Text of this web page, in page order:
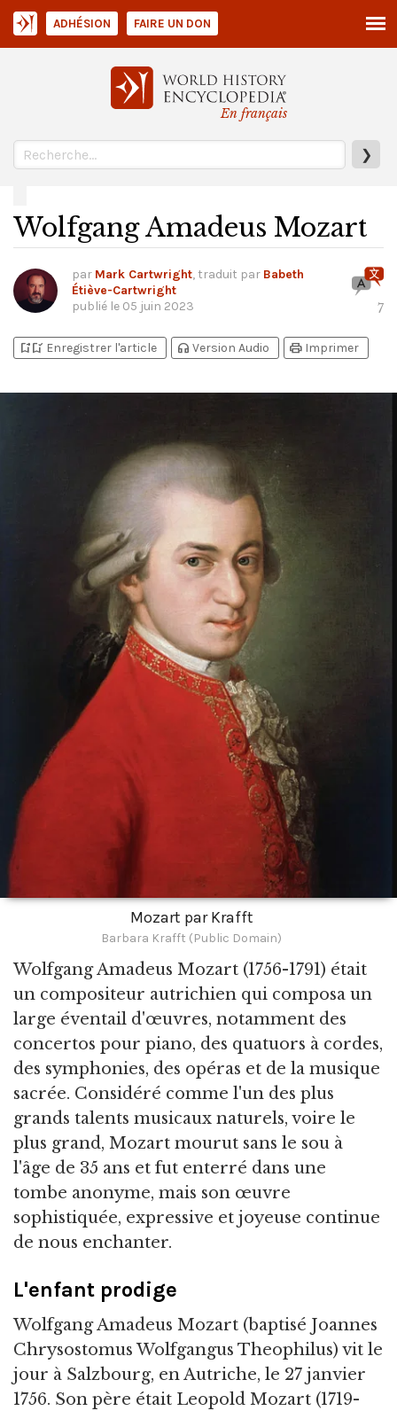
En français
❯
ADHÉSION FAIRE UN DON
Wolfgang Amadeus Mozart
par Mark Cartwright, traduit par Babeth
Étiève-Cartwright
publié le 05 juin 2023 7
bookmark_addbookmark_added Enregistrer l'article headphones Version Audio print Imprimer
Mozart par Krafft
Barbara Krafft (Public Domain)
Wolfgang Amadeus Mozart (1756-1791) était
un compositeur autrichien qui composa un
large éventail d'œuvres, notamment des
concertos pour piano, des quatuors à cordes,
des symphonies, des opéras et de la musique
sacrée. Considéré comme l'un des plus
grands talents musicaux naturels, voire le
plus grand, Mozart mourut sans le sou à
l'âge de 35 ans et fut enterré dans une
tombe anonyme, mais son œuvre
sophistiquée, expressive et joyeuse continue
de nous enchanter.
L'enfant prodige
Wolfgang Amadeus Mozart (baptisé Joannes
Chrysostomus Wolfgangus Theophilus) vit le
jour à Salzbourg, en Autriche, le 27 janvier
1756. Son père était Leopold Mozart (1719-